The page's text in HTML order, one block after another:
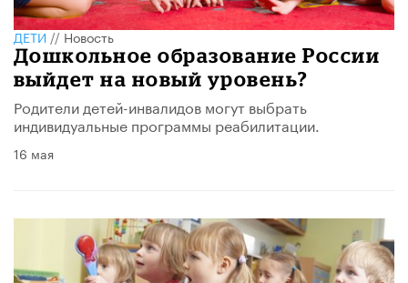
ДЕТИ//Новость
Дошкольное образование России
выйдет на новый уровень?
Родители детей-инвалидов могут выбрать
индивидуальные программы реабилитации.
16 мая